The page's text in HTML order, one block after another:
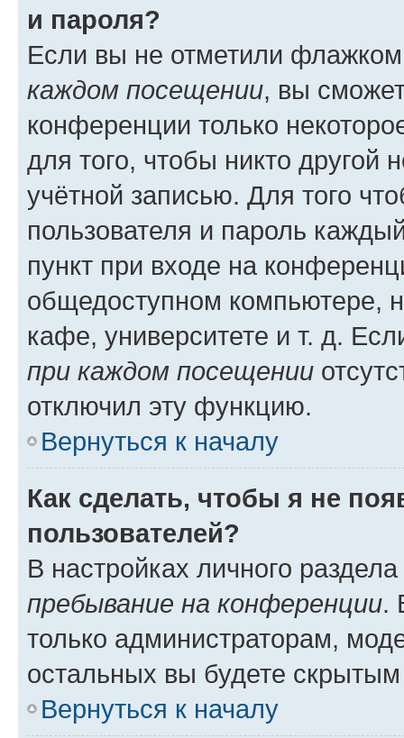
и пароля?
Если вы не отметили
каждом посещении, вы
конференции только
для того, чтобы никто другой
учётной записью. Для того
пользователя и пароль
пункт при входе на
общедоступном компьютере,
кафе, университете и т. д.
при каждом посещении
отключил эту функцию.
Вернуться к началу
Как сделать, чтобы я не
пользователей?
В настройках личного
пребывание на конференции.
только администраторам,
остальных вы будете
Вернуться к началу